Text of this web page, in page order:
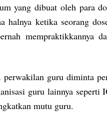
yang dibuat oleh para
halnya ketika seorang
mempraktikkannya
guru diminta
guru lainnya seperti
mutu guru.